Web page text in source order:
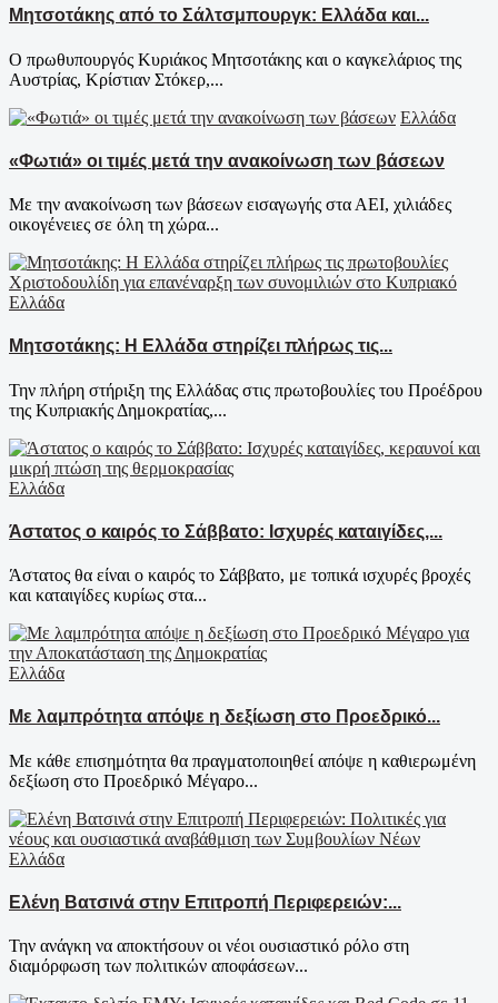
Μητσοτάκης από το Σάλτσμπουργκ: Ελλάδα και...
Ο πρωθυπουργός Κυριάκος Μητσοτάκης και ο καγκελάριος της
Αυστρίας, Κρίστιαν Στόκερ,...
Ελλάδα
«Φωτιά» οι τιμές μετά την ανακοίνωση των βάσεων
Με την ανακοίνωση των βάσεων εισαγωγής στα ΑΕΙ, χιλιάδες
οικογένειες σε όλη τη χώρα...
Ελλάδα
Μητσοτάκης: Η Ελλάδα στηρίζει πλήρως τις...
Την πλήρη στήριξη της Ελλάδας στις πρωτοβουλίες του Προέδρου
της Κυπριακής Δημοκρατίας,...
Ελλάδα
Άστατος ο καιρός το Σάββατο: Ισχυρές καταιγίδες,...
Άστατος θα είναι ο καιρός το Σάββατο, με τοπικά ισχυρές βροχές
και καταιγίδες κυρίως στα...
Ελλάδα
Με λαμπρότητα απόψε η δεξίωση στο Προεδρικό...
Με κάθε επισημότητα θα πραγματοποιηθεί απόψε η καθιερωμένη
δεξίωση στο Προεδρικό Μέγαρο...
Ελλάδα
Ελένη Βατσινά στην Επιτροπή Περιφερειών:...
Την ανάγκη να αποκτήσουν οι νέοι ουσιαστικό ρόλο στη
διαμόρφωση των πολιτικών αποφάσεων...